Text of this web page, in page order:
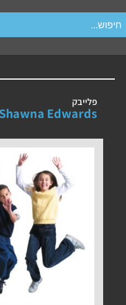
or with swipe gestures.
פלייבק
Edwards